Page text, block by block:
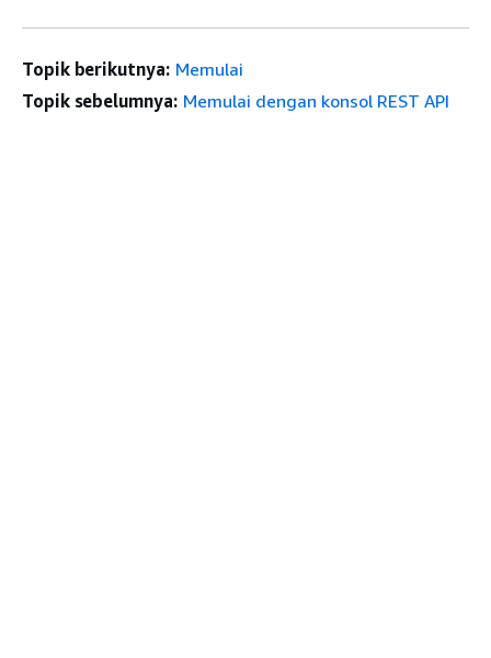
Topik berikutnya: Memulai
Topik sebelumnya: Memulai dengan konsol REST API